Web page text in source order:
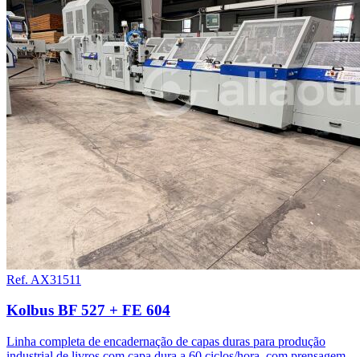
Ref. AX31511
Kolbus BF 527 + FE 604
Linha completa de encadernação de capas duras para produção